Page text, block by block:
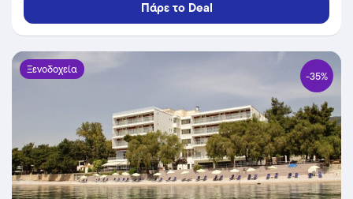
Πάρε το Deal
Ξενοδοχεία -35%